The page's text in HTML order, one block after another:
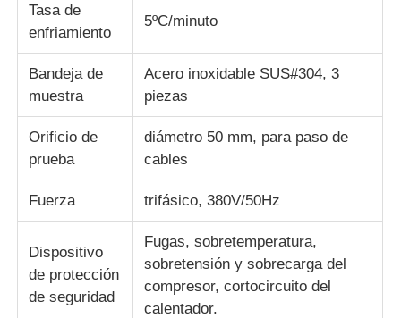
Tasa de
enfriamiento
5ºC/minuto
Bandeja de
muestra
Acero inoxidable SUS#304, 3
piezas
Orificio de
prueba
diámetro 50 mm, para paso de
cables
Fuerza trifásico, 380V/50Hz
Dispositivo
de protección
de seguridad
Fugas, sobretemperatura,
sobretensión y sobrecarga del
compresor, cortocircuito del
calentador.